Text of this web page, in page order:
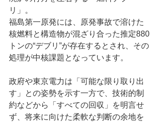
リ」。
福島第一原発には、原発事故で溶けた
核燃料と構造物が混ざり合った推定880
トンの“デブリ”が存在するとされ、その
処理が中核課題となっています。
政府や東京電力は「可能な限り取り出
す」との姿勢を示す一方で、技術的制
約などから「すべての回収」を明言せ
ず、将来に向けた柔軟な判断の余地を